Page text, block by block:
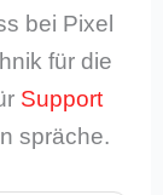
bei Pixel
für die
Support
spräche.